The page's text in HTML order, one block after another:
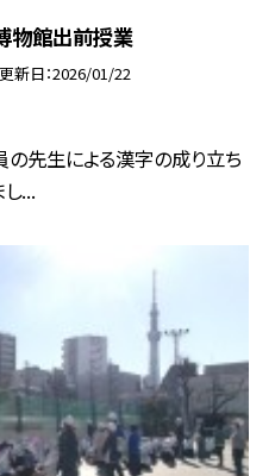
物館出前授業
更新日 2026/01/22
先生による漢字の成り立ち
...